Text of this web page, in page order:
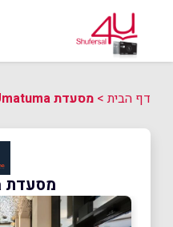
דף הבית> מסעדת Umatuma
מסעדת Umatuma